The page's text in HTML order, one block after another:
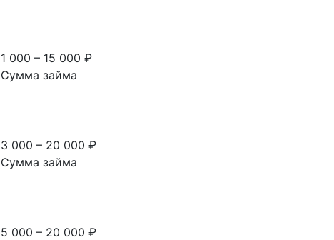
1 000 – 15 000 ₽
Сумма займа
3 000 – 20 000 ₽
Сумма займа
5 000 – 20 000 ₽